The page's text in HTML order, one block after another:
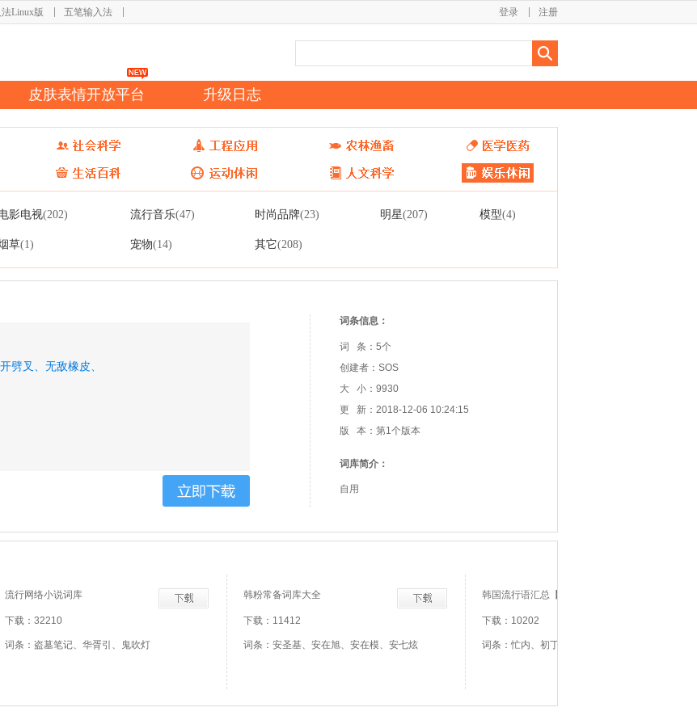
Linux版 五笔输入法 注册
登录
皮肤表情开放平台 升级日志
影电视(202) 流行音乐(47) 时尚品牌(23) 明星(207) 模型(4)
草(1) 宠物(14) 其它(208)
劈叉、 无敌橡皮、
词条信息：
词 条：5个
创建者：SOS
大 小：9930
更 新：2018-12-06 10:24:15
版 本：第1个版本
词库简介：
自用
流行网络小说词库
下载：32210
词条：盗墓笔记、华胥引、鬼吹灯
韩粉常备词库大全
下载：11412
词条：安圣基、安在旭、安在模、安七炫
韩国流行语汇总【官方推荐】
下载：10202
词条：忙内、初丁、中丁、高丁、私生饭